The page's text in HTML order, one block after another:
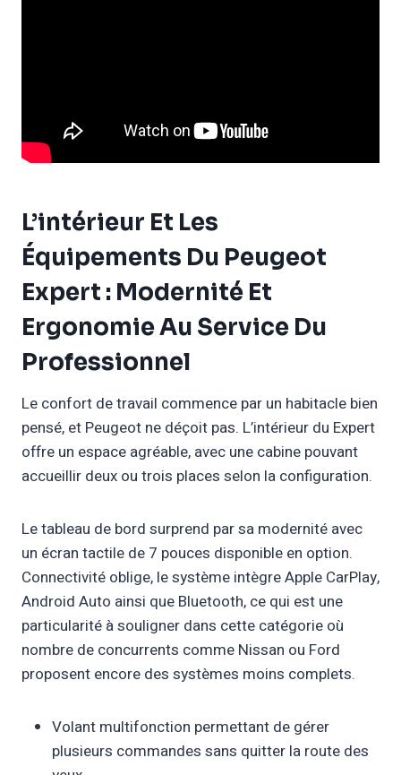
L’intérieur Et Les
Équipements Du Peugeot
Expert : Modernité Et
Ergonomie Au Service Du
Professionnel
Le confort de travail commence par un habitacle bien
pensé, et Peugeot ne déçoit pas. L’intérieur du Expert
offre un espace agréable, avec une cabine pouvant
accueillir deux ou trois places selon la configuration.
Le tableau de bord surprend par sa modernité avec
un écran tactile de 7 pouces disponible en option.
Connectivité oblige, le système intègre Apple CarPlay,
Android Auto ainsi que Bluetooth, ce qui est une
particularité à souligner dans cette catégorie où
nombre de concurrents comme Nissan ou Ford
proposent encore des systèmes moins complets.
Volant multifonction permettant de gérer
plusieurs commandes sans quitter la route des